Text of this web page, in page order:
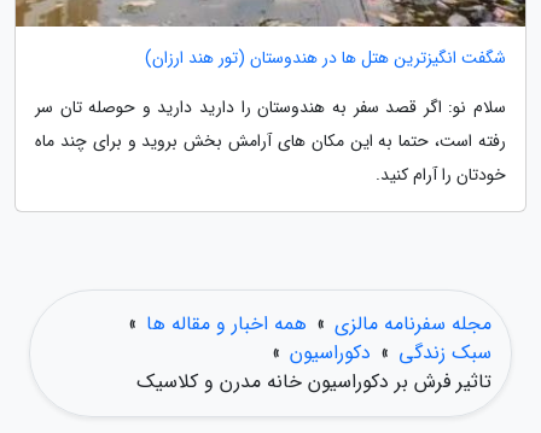
شگفت انگیزترین هتل ها در هندوستان (تور هند ارزان)
سلام نو: اگر قصد سفر به هندوستان را دارید دارید و حوصله تان سر
رفته است، حتما به این مکان های آرامش بخش بروید و برای چند ماه
خودتان را آرام کنید.
مجله سفرنامه مالزی » همه اخبار و مقاله ها »
سبک زندگی » دکوراسیون »
تاثیر فرش بر دکوراسیون خانه مدرن و کلاسیک